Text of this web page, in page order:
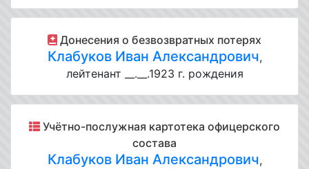
Донесения о безвозвратных потерях
Клабуков Иван Александрович,
лейтенант __.__.1923 г. рождения
Учётно-послужная картотека офицерского
состава
Клабуков Иван Александрович,